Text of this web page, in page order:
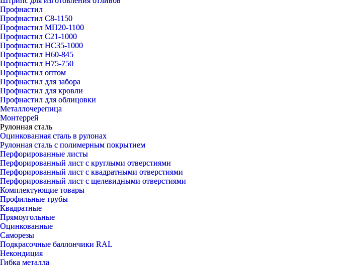
Профнастил
Профнастил С8-1150
Профнастил МП20-1100
Профнастил С21-1000
Профнастил НС35-1000
Профнастил Н60-845
Профнастил Н75-750
Профнастил оптом
Профнастил для забора
Профнастил для кровли
Профнастил для облицовки
Металлочерепица
Монтеррей
Рулонная сталь
Оцинкованная сталь в рулонах
Рулонная сталь с полимерным покрытием
Перфорированные листы
Перфорированный лист с круглыми отверстиями
Перфорированный лист с квадратными отверстиями
Перфорированный лист с щелевидными отверстиями
Комплектующие товары
Профильные трубы
Квадратные
Прямоугольные
Оцинкованные
Саморезы
Подкрасочные баллончики RAL
Некондиция
Гибка металла